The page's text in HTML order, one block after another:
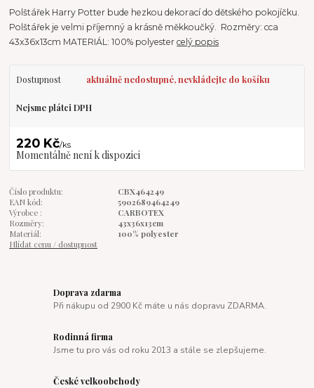
Polštářek Harry Potter bude hezkou dekorací do dětského pokojíčku.
Polštářek je velmi příjemný a krásně měkkoučký. Rozměry: cca
43x36x13cm MATERIÁL: 100% polyestercelý popis
Dostupnost aktuálně nedostupné, nevkládejte do košíku
Nejsme plátci DPH
220 Kč/ks
Momentálně není k dispozici
Číslo produktu:
CBX464249
EAN kód:
5902689464249
Výrobce :
CARBOTEX
Rozměry:
43x36x13cm
Materiál:
100% polyester
Hlídat cenu / dostupnost
Doprava zdarma
Při nákupu od 2900 Kč máte u nás dopravu ZDARMA.
Rodinná firma
Jsme tu pro vás od roku 2013 a stále se zlepšujeme.
České velkoobchody